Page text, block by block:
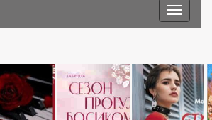
Toggle